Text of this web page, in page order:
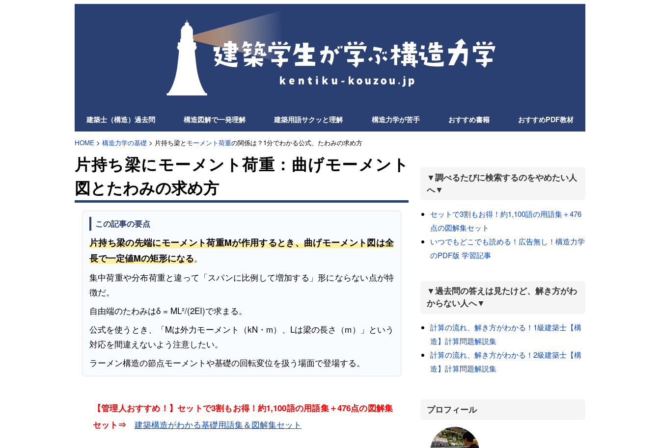
建築士（構造）過去問 構造図解で一発理解 建築用語サクッと理解 構造力学が苦手 おすすめ書籍 おすすめPDF教材
HOME > 構造力学の基礎 > 片持ち梁と モーメント荷重の関係は？1分でわかる公式、たわみの求め方
片持ち梁にモーメント荷重：曲げモーメント
図とたわみの求め方
この記事の要点
片持ち梁の先端にモーメント荷重Mが作用するとき、曲げモーメント図は全
長で一定値Mの矩形になる。
集中荷重や分布荷重と違って「スパンに比例して増加する」形にならない点が特
徴だ。
自由端のたわみはδ = ML²/(2EI)で求まる。
公式を使うとき、「Mは外力モーメント（kN・m）、Lは梁の長さ（m）」という
対応を間違えないよう注意したい。
ラーメン構造の節点モーメントや基礎の回転変位を扱う場面で登場する。
【管理人おすすめ！】セットで3割もお得！約1,100語の用語集＋476点の図解集
セット⇒ 建築構造がわかる基礎用語集＆図解集セット
▼調べるたびに検索するのをやめたい人
へ▼
セットで3割もお得！約1,100語の用語集＋476
点の図解集セット
いつでもどこでも読める！広告無し！構造力学
のPDF版 学習記事
▼過去問の答えは見たけど、解き方がわ
からない人へ▼
計算の流れ、解き方がわかる！1級建築士【構
造】計算問題解説集
計算の流れ、解き方がわかる！2級建築士【構
造】計算問題解説集
プロフィール